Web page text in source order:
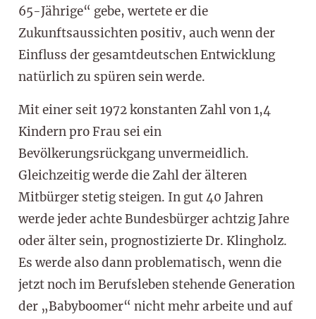
65-Jährige“ gebe, wertete er die
Zukunftsaussichten positiv, auch wenn der
Einfluss der gesamtdeutschen Entwicklung
natürlich zu spüren sein werde.
Mit einer seit 1972 konstanten Zahl von 1,4
Kindern pro Frau sei ein
Bevölkerungsrückgang unvermeidlich.
Gleichzeitig werde die Zahl der älteren
Mitbürger stetig steigen. In gut 40 Jahren
werde jeder achte Bundesbürger achtzig Jahre
oder älter sein, prognostizierte Dr. Klingholz.
Es werde also dann problematisch, wenn die
jetzt noch im Berufsleben stehende Generation
der „Babyboomer“ nicht mehr arbeite und auf